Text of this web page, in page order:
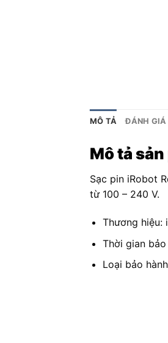
MÔ TẢ ĐÁNH GIÁ
Mô tả
Sạc pin iRobot
từ 100 – 240 V.
Thương hiệu:
Thời gian
Loại bảo